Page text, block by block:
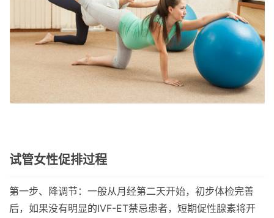
试管女性促排过程
第一步、降调节：一般从月经第二天开始，初步体检完善
后，如果没有明显的IVF-ET禁忌患者，短期促性腺素将开